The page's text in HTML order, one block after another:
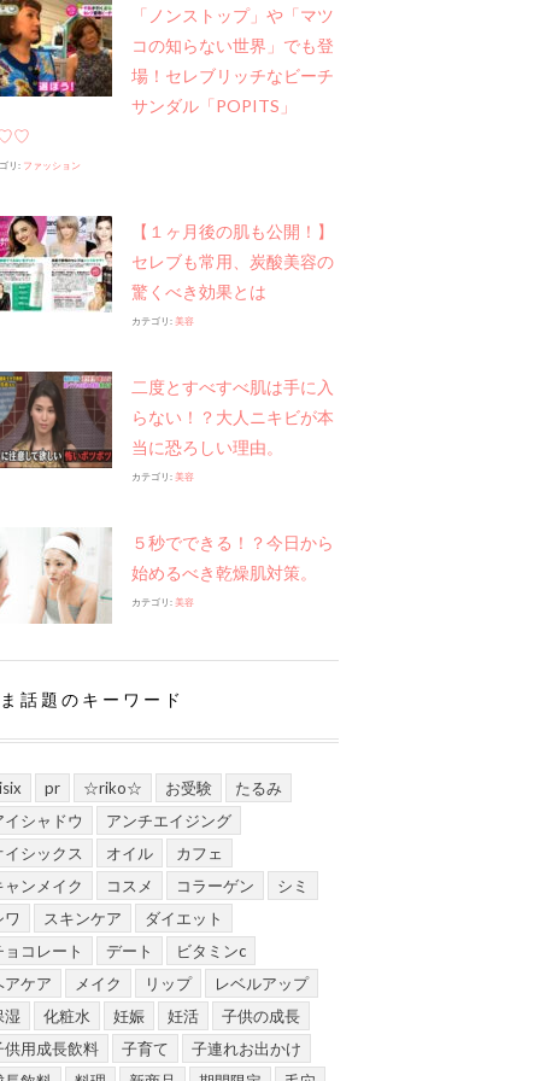
「ノンストップ」や​「マツ
コの知らない世界」でも登
場！セレブリッチなビーチ
サンダル「POPITS」
リ: ファッション
【１ヶ月後の肌も公開！】
セレブも常用、炭酸美容の
驚くべき効果とは
カテゴリ: 美容
二度とすべすべ肌は手に入
らない！？大人ニキビが本
当に恐ろしい理由。
カテゴリ: 美容
５秒でできる！？今日から
始めるべき乾燥肌対策。
カテゴリ: 美容
話題のキーワード
pr ☆riko☆ お受験
たるみ
イシャドウ
アンチエイジング
イシックス
オイル
カフェ
ャンメイク
コスメ コラーゲン
シミ
ワ
スキンケア
ダイエット
ョコレート
デート
ビタミンc
アケア
メイク リップ
レベルアップ
湿
化粧水 妊娠 妊活
子供の成長
供用成長飲料
子育て
子連れお出かけ